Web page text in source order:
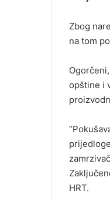
Zbog
na tom
opštine i
HRT.